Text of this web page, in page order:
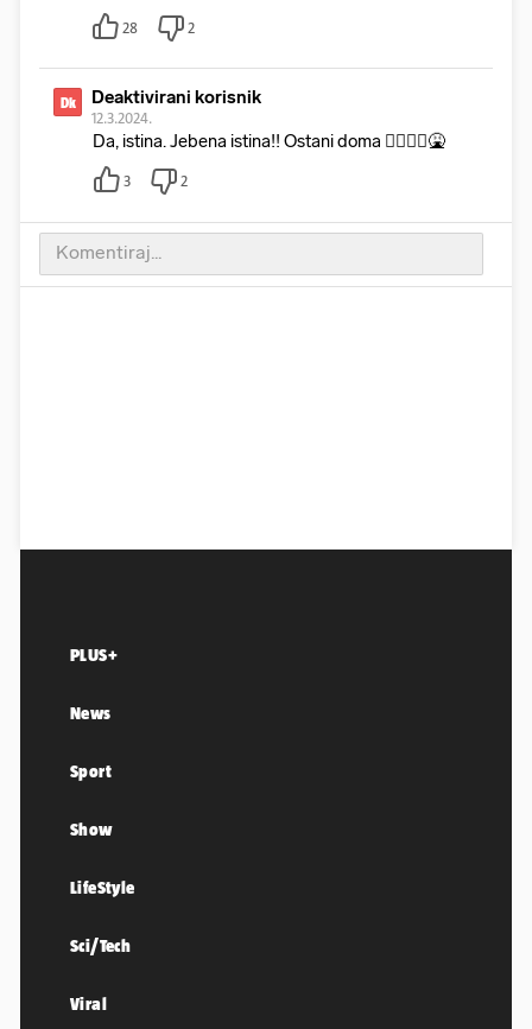
28 2
Dk Deaktivirani korisnik
12.3.2024.
Da, istina. Jebena istina!! Ostani doma 🤦‍♂️🤦‍♂️🤮
3 2
PLUS+
News
Sport
Show
LifeStyle
Sci/Tech
Viral